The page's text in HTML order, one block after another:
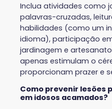
Inclua atividades como
palavras-cruzadas,
habilidades (como um
idioma), participação
jardinagem e
apenas estimulam o
proporcionam prazer e
Como prevenir lesões
em idosos acamados?